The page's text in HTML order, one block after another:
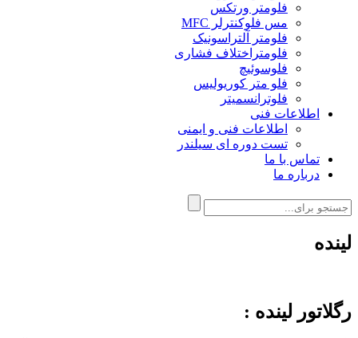
فلومتر ورتکس
مس فلوکنترلر MFC
فلومتر آلتراسونیک
فلومتراختلاف فشاری
فلوسوئیچ
فلو متر کوریولیس
فلوترانسمیتر
اطلاعات فنی
اطلاعات فنی و ایمنی
تست دوره ای سیلندر
تماس با ما
درباره ما
لینده
رگلاتور لینده :